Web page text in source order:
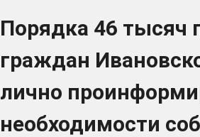
Порядка 46
граждан
лично
необходимости